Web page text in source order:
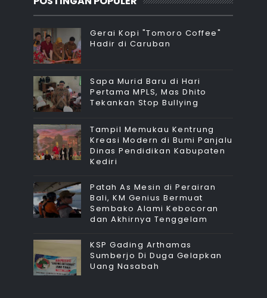
Gerai Kopi "Tomoro Coffee"
Hadir di Caruban
Sapa Murid Baru di Hari
Pertama MPLS, Mas Dhito
Tekankan Stop Bullying
Tampil Memukau Kentrung
Kreasi Modern di Bumi Panjalu
Dinas Pendidikan Kabupaten
Kediri
Patah As Mesin di Perairan
Bali, KM Genius Bermuat
Sembako Alami Kebocoran
dan Akhirnya Tenggelam
KSP Gading Arthamas
Sumberjo Di Duga Gelapkan
Uang Nasabah